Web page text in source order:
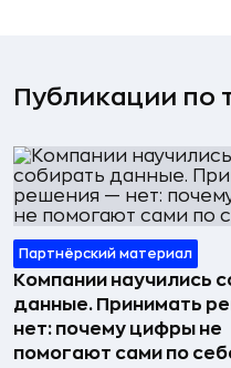
Публикации по
Партнёрский материал
Компании научились
данные. Принимать
нет: почему цифры не
помогают сами по